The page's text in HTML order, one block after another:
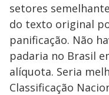
setores
do texto original
panificação. Não
padaria no Brasil
alíquota. Seria
Classificação